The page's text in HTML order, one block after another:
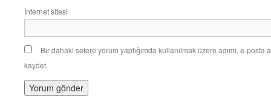
İnternet sitesi
Bir dahaki sefere yorum yaptığımda kullanılmak üzere adımı, e-
kaydet.